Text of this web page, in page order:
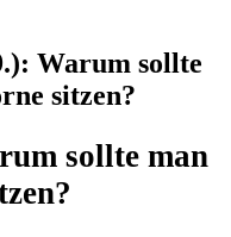
Warum sollte
sitzen?
sollte man